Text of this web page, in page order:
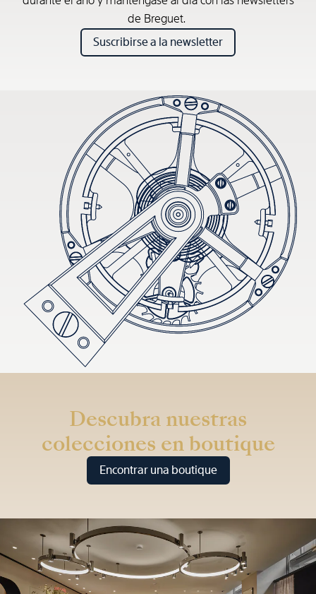
de Breguet.
Suscribirse a la newsletter
Descubra nuestras
colecciones en boutique
Encontrar una boutique